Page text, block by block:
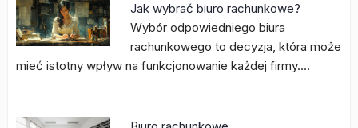
Jak wybrać biuro rachunkowe?
Wybór odpowiedniego biura
rachunkowego to decyzja, która może
mieć istotny wpływ na funkcjonowanie każdej firmy.…